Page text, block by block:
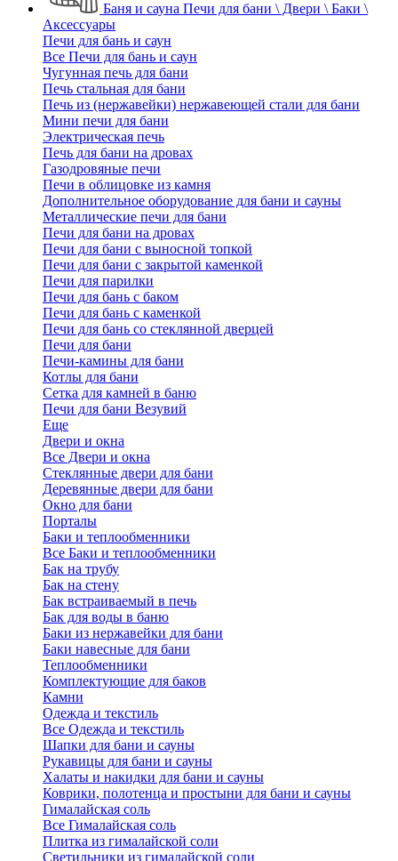
Баня и сауна Печи для бани \ Двери \ Баки \
Аксессуары
Печи для бань и саун
Все Печи для бань и саун
Чугунная печь для бани
Печь стальная для бани
Печь из (нержавейки) нержавеющей стали для бани
Мини печи для бани
Электрическая печь
Печь для бани на дровах
Газодровяные печи
Печи в облицовке из камня
Дополнительное оборудование для бани и сауны
Металлические печи для бани
Печи для бани на дровах
Печи для бани с выносной топкой
Печи для бани с закрытой каменкой
Печи для парилки
Печи для бань с баком
Печи для бань с каменкой
Печи для бань со стеклянной дверцей
Печи для бани
Печи-камины для бани
Котлы для бани
Сетка для камней в баню
Печи для бани Везувий
Еще
Двери и окна
Все Двери и окна
Стеклянные двери для бани
Деревянные двери для бани
Окно для бани
Порталы
Баки и теплообменники
Все Баки и теплообменники
Бак на трубу
Бак на стену
Бак встраиваемый в печь
Бак для воды в баню
Баки из нержавейки для бани
Баки навесные для бани
Теплообменники
Комплектующие для баков
Камни
Одежда и текстиль
Все Одежда и текстиль
Шапки для бани и сауны
Рукавицы для бани и сауны
Халаты и накидки для бани и сауны
Коврики, полотенца и простыни для бани и сауны
Гималайская соль
Все Гималайская соль
Плитка из гималайской соли
Светильники из гималайской соли